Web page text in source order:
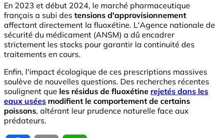
En 2023 et début 2024, le marché pharmaceutique
français a subi des tensions d'approvisionnement
affectant directement la fluoxétine. L'Agence nationale de
sécurité du médicament (ANSM) a dû encadrer
strictement les stocks pour garantir la continuité des
traitements en cours.
Enfin, l'impact écologique de ces prescriptions massives
soulève de nouvelles questions. Des recherches récentes
soulignent que les résidus de fluoxétine rejetés dans les
eaux usées modifient le comportement de certains
poissons, altérant leur prudence naturelle face aux
prédateurs.